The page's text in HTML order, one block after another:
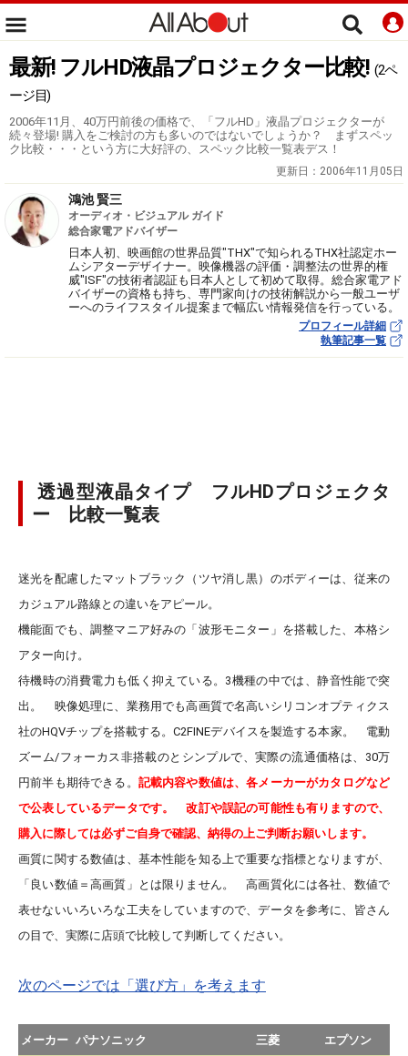
最新! フルHD液晶プロジェクター比較! (2ペ
ージ目)
2006年11月、40万円前後の価格で、「フルHD」液晶プロジェクターが
続々登場! 購入をご検討の方も多いのではないでしょうか？ まずスペッ
ク比較・・・という方に大好評の、スペック比較一覧表デス！
更新日： 2006年11月05日
鴻池 賢三
オーディオ・ビジュアル ガイド
総合家電アドバイザー
日本人初、映画館の世界品質"THX"で知られるTHX社認定ホー
ムシアターデザイナー。映像機器の評価・調整法の世界的権
威"ISF"の技術者認証も日本人として初めて取得。総合家電アド
バイザーの資格も持ち、専門家向けの技術解説から一般ユーザ
ーへのライフスタイル提案まで幅広い情報発信を行っている。
プロフィール詳細
執筆記事一覧
透過型液晶タイプ フルHDプロジェクタ
ー 比較一覧表
迷光を配慮したマットブラック（ツヤ消し黒）のボディーは、従来の
カジュアル路線との違いをアピール。
機能面でも、調整マニア好みの「波形モニター」を搭載した、本格シ
アター向け。
待機時の消費電力も低く抑えている。 3機種の中では、静音性能で突
出。 映像処理に、業務用でも高画質で名高いシリコンオプティクス
社のHQVチップを搭載する。C2FINEデバイスを製造する本家。 電動
ズーム/フォーカス非搭載のとシンプルで、実際の流通価格は、30万
円前半も期待できる。 記載内容や数値は、各メーカーがカタログなど
で公表しているデータです。改訂や誤記の可能性も有りますので、
購入に際しては必ずご自身で確認、納得の上ご判断お願いします。
画質に関する数値は、基本性能を知る上で重要な指標となりますが、
「良い数値＝高画質」とは限りません。 高画質化には各社、数値で
表せないいろいろな工夫をしていますので、データを参考に、皆さん
の目で、実際に店頭で比較して判断してください。
次のページでは「選び方」を考えます
メーカー パナソニック 三菱 エプソン